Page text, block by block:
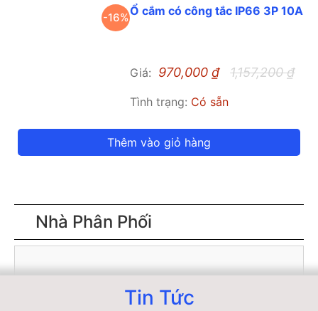
-16%Ổ cắm có công tắc IP66 3P 10A
Giá: 970,000₫ 1,157,200₫
Tình trạng: Có sẵn
Thêm vào giỏ hàng
Nhà Phân Phối
Tin Tức